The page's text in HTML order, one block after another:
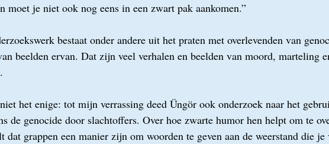
moet je niet ook nog eens in een zwart pak aankomen.”
bestaat onder andere uit het praten met overlevenden van
beelden ervan. Dat zijn veel verhalen en beelden van moord, marteling
het enige: tot mijn verrassing deed Üngör ook onderzoek naar het
de genocide door slachtoffers. Over hoe zwarte humor hen helpt om te
dat grappen een manier zijn om woorden te geven aan de weerstand die